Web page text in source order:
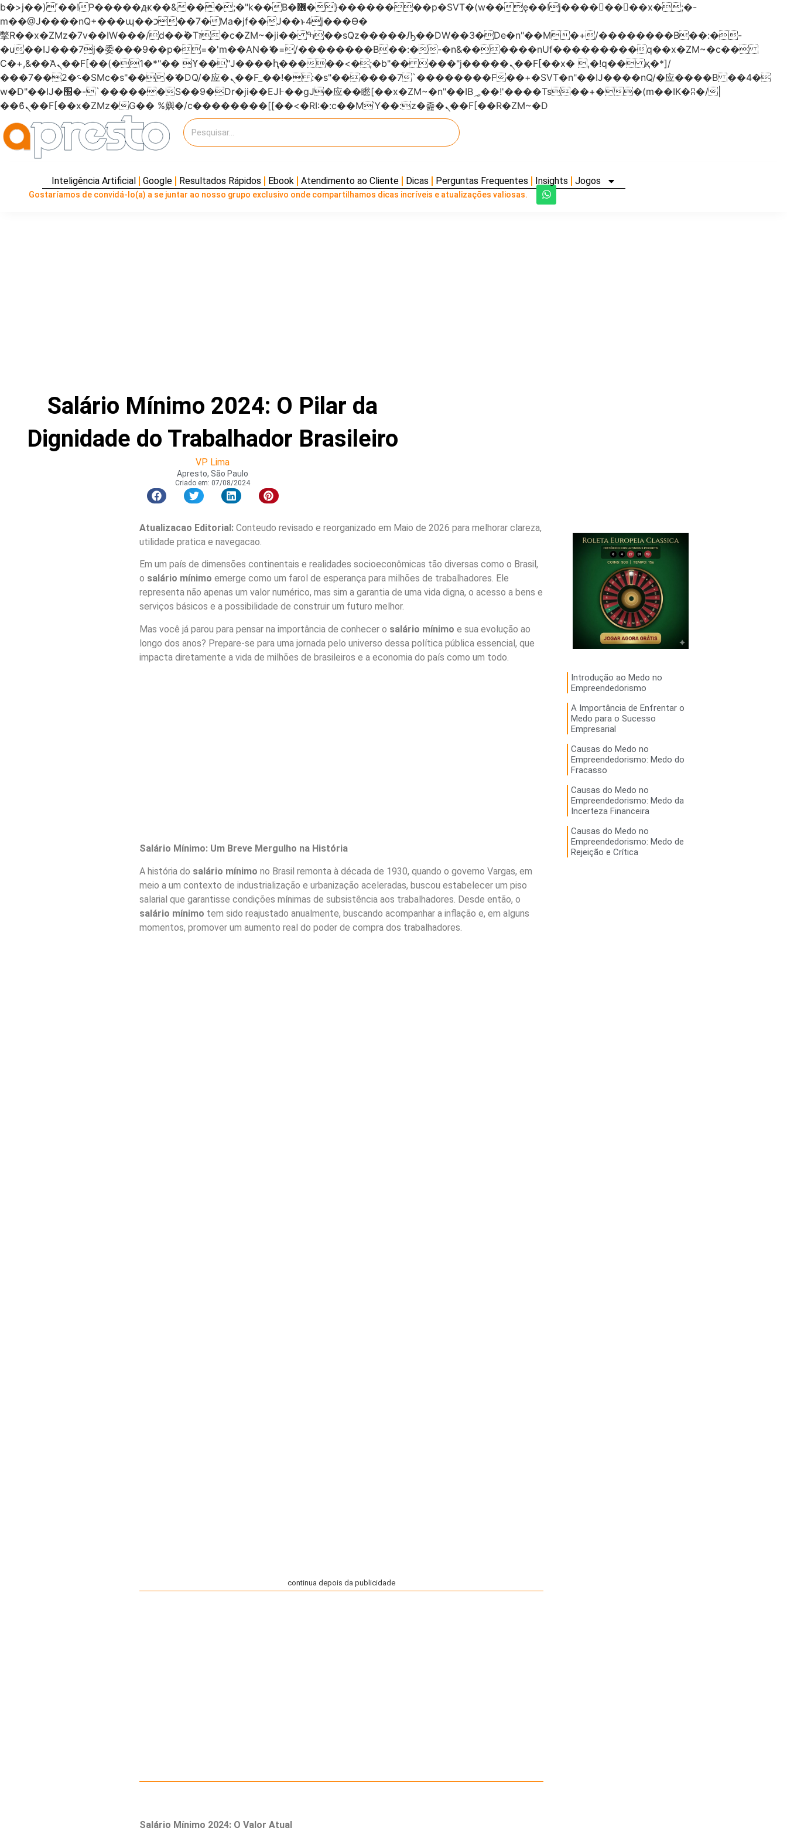
b�>j��)΄��!P�����ԫ��&���;�"k��B�޶�}��������p�SVT�(w��ę��!j��������x�;�-
m��@J����nQ+���պ��כ��7�Ma�jf��J��ͱ4j���Ѳ�
撆R��x�ZMz�7v��IW���/d��ٞ�Тז�c�ZM~�ji�� ߒ��sQz�����Ԡ��DW��3�De�n"��M�+/��������B��:�-
�u��IJ���7j�委���9��p�=�'m��AN�ޭ�=/��������B��:�-�n&������nUf���������q��x�ZM~�c��
Ϲ�+,&��Ὰܢ��F[��(�1�*"�� ϒ��"J����ԧ�����<�;�b"�� ���"j�����ܢ��F[��x� ,�!q�� қ�*]/
���؝�2��7�SMc�s"���ޭ�DQ/�应�ܢ��F_��!� :�s"������7`��������F��+�SVT�n"��IJ����nQ/�应����B ��4�
w�D"��IJ�׭�-`������S��9�Dr�ji��EJ߅��gJ�应��矁[��x�ZM~�n"��IB؃��!'����Тѕ��+��(m��IK�ʭ�/|
��ϐܢ��F[��x�ZMz�G�� %嬩�/c��������[[��<�RI:�:c��MΎ��:z�졾�ܢ��F[��R�ZM~�D
Inteligência Artificial Google Resultados Rápidos Ebook Atendimento ao Cliente Dicas Perguntas Frequentes Insights Jogos
Gostaríamos de convidá-lo(a) a se juntar ao nosso grupo exclusivo onde compartilhamos dicas incríveis e atualizações valiosas.
Salário Mínimo 2024: O Pilar da
Dignidade do Trabalhador Brasileiro
VP Lima
Apresto, São Paulo
Criado em: 07/08/2024
Atualizacao Editorial:Conteudo revisado e reorganizado em Maio de 2026 para melhorar clareza,
utilidade pratica e navegacao.
Em um país de dimensões continentais e realidades socioeconômicas tão diversas como o Brasil,
o salário mínimo emerge como um farol de esperança para milhões de trabalhadores. Ele
representa não apenas um valor numérico, mas sim a garantia de uma vida digna, o acesso a bens e
serviços básicos e a possibilidade de construir um futuro melhor.
Mas você já parou para pensar na importância de conhecer o salário mínimo e sua evolução ao
longo dos anos? Prepare-se para uma jornada pelo universo dessa política pública essencial, que
impacta diretamente a vida de milhões de brasileiros e a economia do país como um todo.
Salário Mínimo: Um Breve Mergulho na História
A história do salário mínimo no Brasil remonta à década de 1930, quando o governo Vargas, em
meio a um contexto de industrialização e urbanização aceleradas, buscou estabelecer um piso
salarial que garantisse condições mínimas de subsistência aos trabalhadores. Desde então, o
salário mínimo tem sido reajustado anualmente, buscando acompanhar a inflação e, em alguns
momentos, promover um aumento real do poder de compra dos trabalhadores.
Introdução ao Medo no
Empreendedorismo
A Importância de Enfrentar o
Medo para o Sucesso
Empresarial
Causas do Medo no
Empreendedorismo: Medo do
Fracasso
Causas do Medo no
Empreendedorismo: Medo da
Incerteza Financeira
Causas do Medo no
Empreendedorismo: Medo de
Rejeição e Crítica
continua depois da publicidade
Salário Mínimo 2024: O Valor Atual